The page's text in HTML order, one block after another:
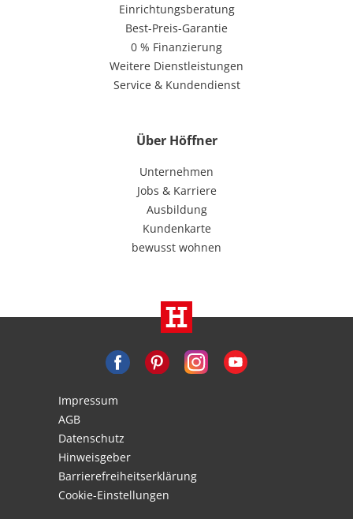
Einrichtungsberatung
Best-Preis-Garantie
0 % Finanzierung
Weitere Dienstleistungen
Service & Kundendienst
Über Höffner
Unternehmen
Jobs & Karriere
Ausbildung
Kundenkarte
bewusst wohnen
Impressum
AGB
Datenschutz
Hinweisgeber
Barrierefreiheitserklärung
Cookie-Einstellungen